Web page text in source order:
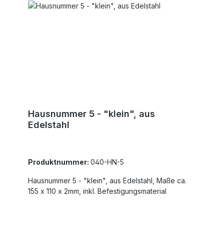
Hausnummer 5 - "klein", aus
Edelstahl
Produktnummer: 040-HN-5
Hausnummer 5 - "klein", aus Edelstahl, Maße ca.
155 x 110 x 2mm, inkl. Befestigungsmaterial